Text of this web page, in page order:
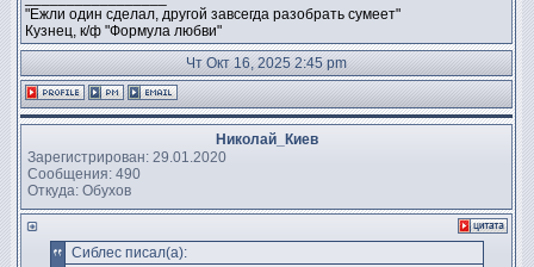
"Ежли один сделал, другой завсегда разобрать сумеет"
Кузнец, к/ф "Формула любви"
Чт Окт 16, 2025 2:45 pm
Николай_Киев
Зарегистрирован: 29.01.2020
Сообщения: 490
Откуда: Обухов
Сиблес писал(а):